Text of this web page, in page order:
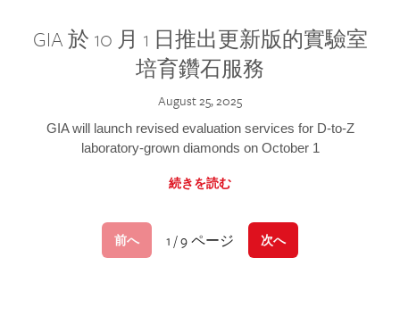
GIA 於 10 月 1 日推出更新版的實驗室
培育鑽石服務
August 25, 2025
GIA will launch revised evaluation services for D-to-Z
laboratory-grown diamonds on October 1
続きを読む
前へ 1 / 9 ページ 次へ